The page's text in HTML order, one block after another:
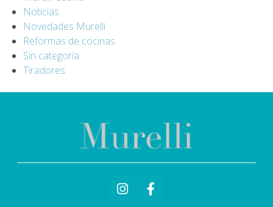
Noticias
Novedades Murelli
Reformas de cocinas
Sin categoría
Tiradores